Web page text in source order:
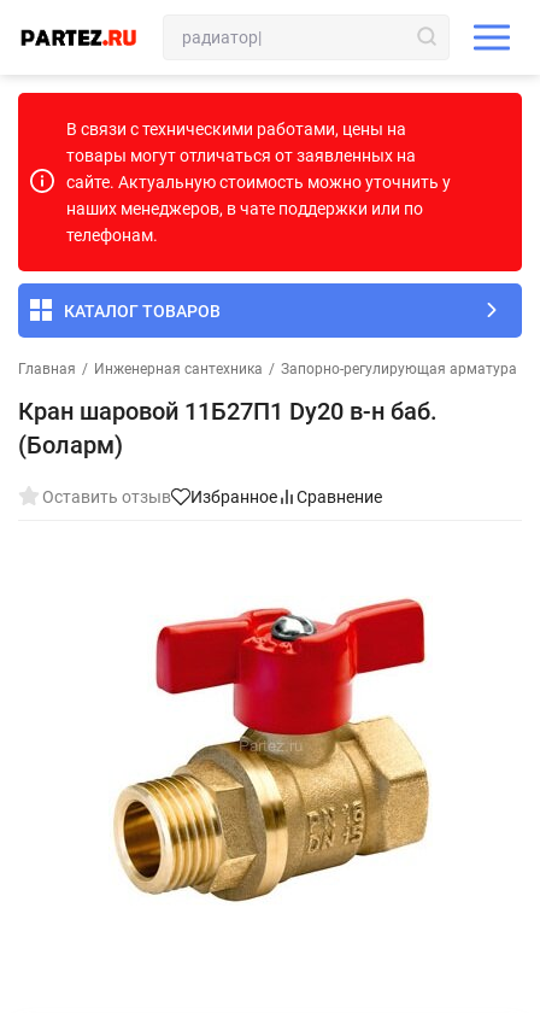
В связи с техническими работами, цены на
товары могут отличаться от заявленных на
сайте. Актуальную стоимость можно уточнить у
наших менеджеров, в чате поддержки или по
телефонам.
КАТАЛОГ ТОВАРОВ
Главная / Инженерная сантехника / Запорно-регулирующая арматура
Кран шаровой 11Б27П1 Dу20 в-н баб.
(Боларм)
Оставить отзыв Избранное Сравнение